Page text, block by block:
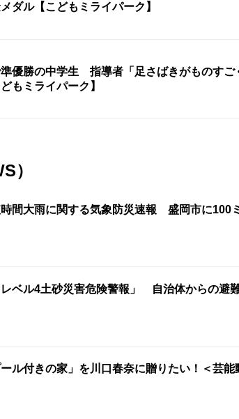
ダル【こどもミライパーク】
優勝の中学生 指導者「足さばきがものすご
もミライパーク】
）
間大雨に関する気象防災速報 盛岡市に100
ベル4土砂災害危険警報」 自治体からの避
ール付きの家」を川口春奈に贈りたい！＜芸能